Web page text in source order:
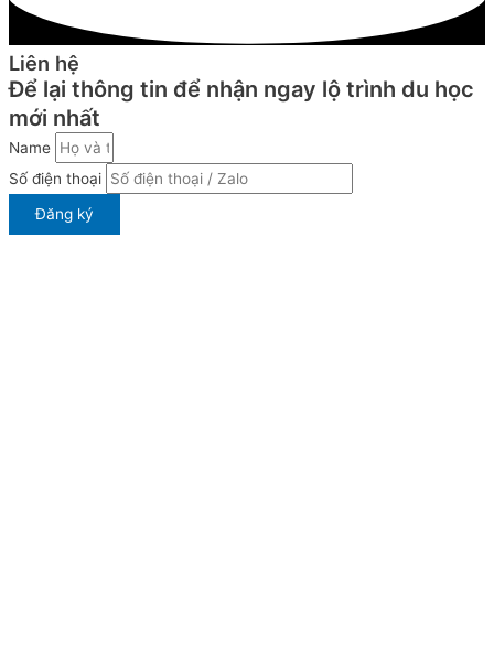
Liên hệ
Để lại thông tin để nhận ngay lộ trình du học
mới nhất
Name
Số điện thoại
Đăng ký